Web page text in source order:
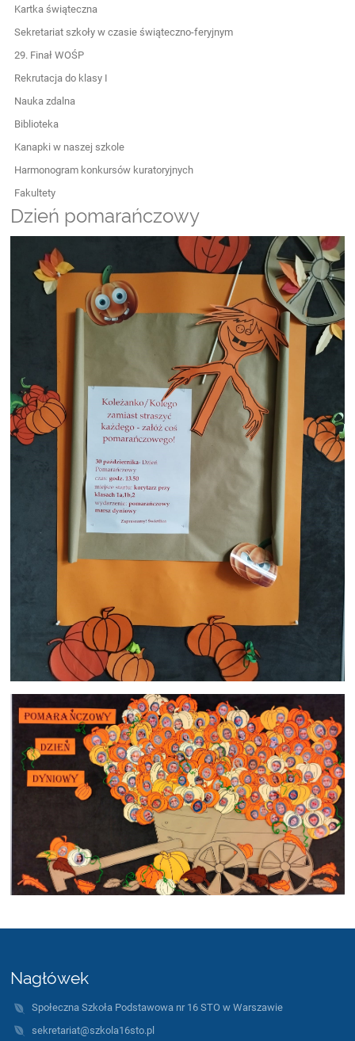
Kartka świąteczna
Sekretariat szkoły w czasie świąteczno-feryjnym
29. Finał WOŚP
Rekrutacja do klasy I
Nauka zdalna
Biblioteka
Kanapki w naszej szkole
Harmonogram konkursów kuratoryjnych
Fakultety
Dzień pomarańczowy
Nagłówek
Społeczna Szkoła Podstawowa nr 16 STO w Warszawie
sekretariat@szkola16sto.pl